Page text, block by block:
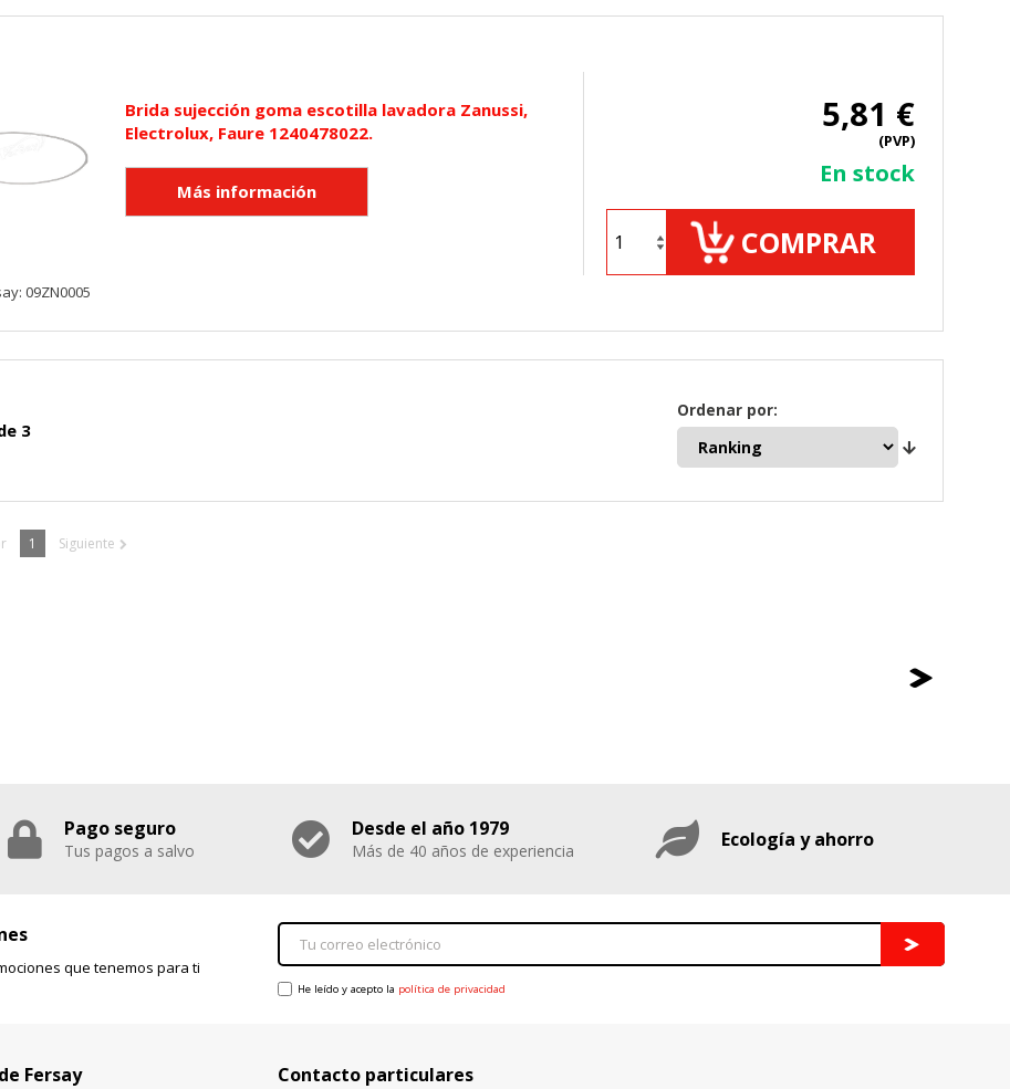
Brida sujección goma escotilla lavadora Zanussi,
Electrolux, Faure 1240478022.
5,81 €
(PVP)
En stock
COMPRAR
09ZN0005
3
Ordenar por:
1 Siguiente
Pago seguro
Tus pagos a salvo
Desde el año 1979
Más de 40 años de experiencia Ecología y ahorro
que tenemos para ti
He leído y acepto la política de privacidad
Fersay Contacto particulares
a través de nuestro sitio por nuestros socios publicitarios. Pueden ser utilizadas por esas
de sus intereses y mostrarle anuncios relevantes en otros sitios. No almacenan directamente información
la identificación única de su navegador y dispositivo de Internet.
desde la sección "Configuración de cookies" al pie de la página. También puedes consultar nuestra